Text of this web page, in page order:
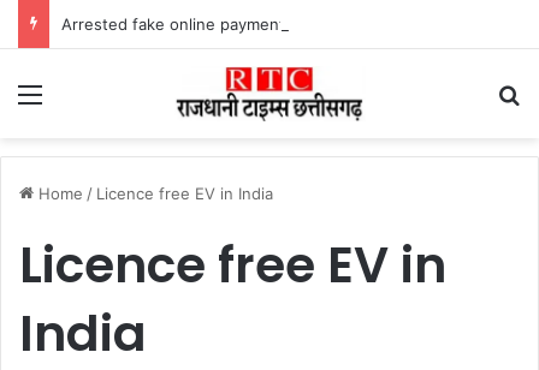
Menu
Home / Licence free EV in India
Licence free EV in
India